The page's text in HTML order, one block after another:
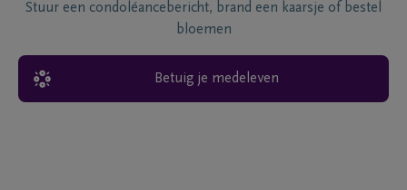
Stuur een condoléancebericht, brand een kaarsje of bestel
bloemen
Betuig je medeleven